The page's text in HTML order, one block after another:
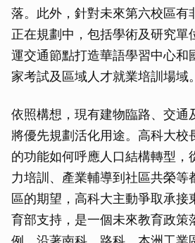
落。此外，針對未來第六校區有
正在規劃中，包括學術及研究單
運交通節點打造華語學習中心和
家考試及區域人才就業培訓場域。
依照構想，現有建物臨路、交通
將優先規劃活化用途。高科大校
的功能如何呼應人口結構轉型，
力培訓、產業輔導到社區共榮等
區的期望，高科大主動爭取承接
育部支持，是一個未來教育政策